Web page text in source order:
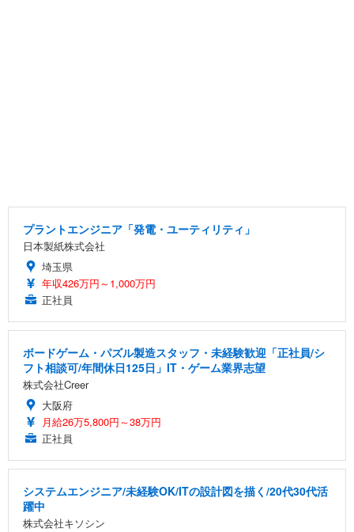
プラントエンジニア「発電・ユーティリティ」
日本製紙株式会社
埼玉県
年収426万円～1,000万円
正社員
ボードゲーム・パズル製造スタッフ・未経験歓迎「正社員/シ
フト相談可/年間休日125日」IT・ゲーム業界志望
株式会社Creer
大阪府
月給26万5,800円～38万円
正社員
システムエンジニア/未経験OK/ITの設計図を描く/20代30代活
躍中
株式会社キソシン